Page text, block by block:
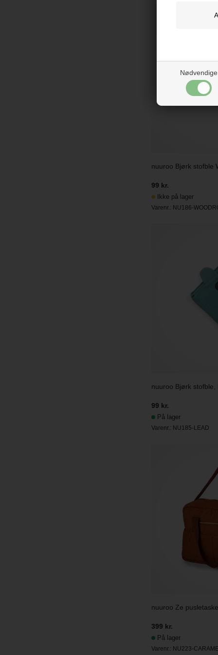
Nødvendige
nuuroo Bjørk stofble
99 kr.
Ikke på lager
Varenr.: NU186-
nuuroo Bjørk stofble,
99 kr.
På lager
Varenr.: NU185-LEAD
nuuroo Ze
399 kr.
På lager
Varenr.: NU223-